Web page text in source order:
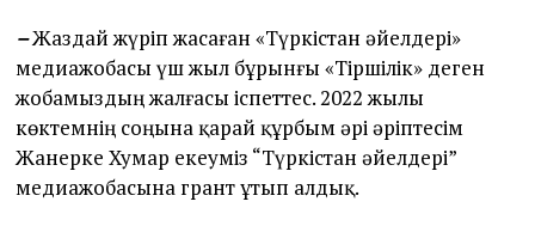
–Жаздай жүріп жасаған «Түркістан әйелдері»
медиажобасы үш жыл бұрынғы «Тіршілік» деген
жобамыздың жалғасы іспеттес. 2022 жылы
көктемнің соңына қарай құрбым әрі әріптесім
Жанерке Хумар екеуміз “Түркістан әйелдері”
медиажобасына грант ұтып алдық.